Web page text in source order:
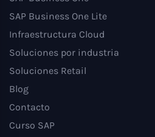
SAP Business One Lite
Infraestructura Cloud
Soluciones por industria
Soluciones Retail
Blog
Contacto
Curso SAP